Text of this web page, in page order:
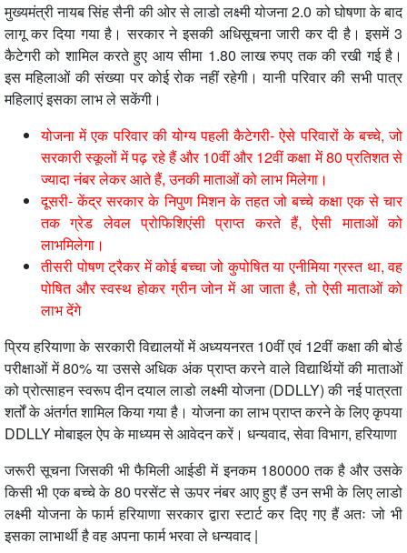
मुख्यमंत्री नायब सिंह सैनी की ओर से लाडो लक्ष्मी योजना 2.0 को घोषणा के बाद
लागू कर दिया गया है। सरकार ने इसकी अधिसूचना जारी कर दी है। इसमें 3
कैटेगरी को शामिल करते हुए आय सीमा 1.80 लाख रुपए तक की रखी गई है।
इस महिलाओं की संख्या पर कोई रोक नहीं रहेगी। यानी परिवार की सभी पात्र
महिलाएं इसका लाभ ले सकेंगी।
योजना में एक परिवार की योग्य पहली कैटेगरी- ऐसे परिवारों के बच्चे, जो
सरकारी स्कूलों में पढ़ रहे हैं और 10वीं और 12वीं कक्षा में 80 प्रतिशत से
ज्यादा नंबर लेकर आते हैं, उनकी माताओं को लाभ मिलेगा।
दूसरी- केंद्र सरकार के निपुण मिशन के तहत जो बच्चे कक्षा एक से चार
तक ग्रेड लेवल प्रोफिशिएंसी प्राप्त करते हैं, ऐसी माताओं को
लाभमिलेगा।
तीसरी पोषण ट्रैकर में कोई बच्चा जो कुपोषित या एनीमिया ग्रस्त था, वह
पोषित और स्वस्थ होकर ग्रीन जोन में आ जाता है, तो ऐसी माताओं को
लाभ देंगे
प्रिय हरियाणा के सरकारी विद्यालयों में अध्ययनरत 10वीं एवं 12वीं कक्षा की बोर्ड
परीक्षाओं में 80% या उससे अधिक अंक प्राप्त करने वाले विद्यार्थियों की माताओं
को प्रोत्साहन स्वरूप दीन दयाल लाडो लक्ष्मी योजना (DDLLY) की नई पात्रता
शर्तों के अंतर्गत शामिल किया गया है। योजना का लाभ प्राप्त करने के लिए कृपया
DDLLY मोबाइल ऐप के माध्यम से आवेदन करें। धन्यवाद, सेवा विभाग, हरियाणा
जरूरी सूचना जिसकी भी फैमिली आईडी में इनकम 180000 तक है और उसके
किसी भी एक बच्चे के 80 परसेंट से ऊपर नंबर आए हुए हैं उन सभी के लिए लाडो
लक्ष्मी योजना के फार्म हरियाणा सरकार द्वारा स्टार्ट कर दिए गए हैं अतः जो भी
इसका लाभार्थी है वह अपना फार्म भरवा ले धन्यवाद |